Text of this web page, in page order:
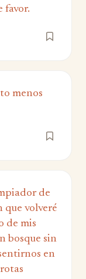
favor.
menos
de
que volveré
de mis
bosque sin
en